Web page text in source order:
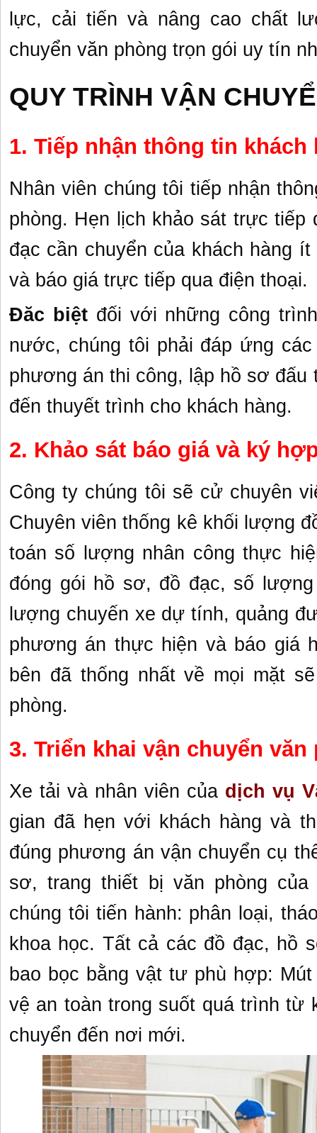
lực, cải tiến và nâng cao chất
chuyển văn phòng trọn gói uy tín
QUY TRÌNH VẬN
1. Tiếp nhận thông tin khách
Nhân viên chúng tôi tiếp nhận
phòng. Hẹn lịch khảo sát trực
đạc cần chuyển của khách hàng
và báo giá trực tiếp qua điện thoại.
Đăc biệtđối với những công
nước, chúng tôi phải đáp ứng
phương án thi công, lập hồ sơ đấu
đến thuyết trình cho khách hàng.
2. Khảo sát báo giá và ký
Công ty chúng tôi sẽ cử chuyên
Chuyên viên thống kê khối lượng
toán số lượng nhân công thực
đóng gói hồ sơ, đồ đạc, số
lượng chuyến xe dự tính, quảng
phương án thực hiện và báo giá
bên đã thống nhất về mọi mặt
phòng.
3. Triển khai vận chuyển văn
Xe tải và nhân viên của dịch vụ
gian đã hẹn với khách hàng và
đúng phương án vận chuyển cụ
sơ, trang thiết bị văn phòng
chúng tôi tiến hành: phân loại,
khoa học. Tất cả các đồ đạc, hồ
bao bọc bằng vật tư phù hợp:
vệ an toàn trong suốt quá trình từ
chuyển đến nơi mới.